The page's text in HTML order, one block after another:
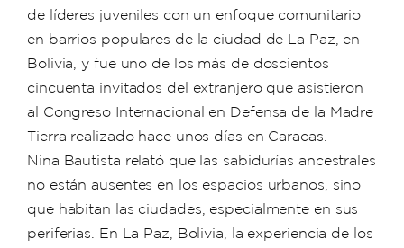
de líderes juveniles con un enfoque comunitario
en barrios populares de la ciudad de La Paz, en
Bolivia, y fue uno de los más de doscientos
cincuenta invitados del extranjero que asistieron
al Congreso Internacional en Defensa de la Madre
Tierra realizado hace unos días en Caracas.
Nina Bautista relató que las sabidurías ancestrales
no están ausentes en los espacios urbanos, sino
que habitan las ciudades, especialmente en sus
periferias. En La Paz, Bolivia, la experiencia de los